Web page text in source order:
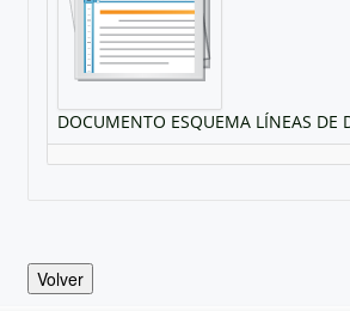
DOCUMENTO ESQUEMA LÍNEAS DE
Volver